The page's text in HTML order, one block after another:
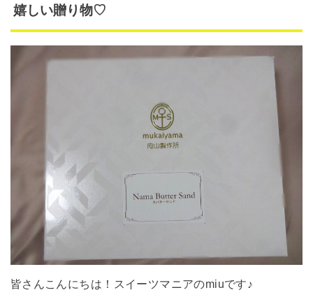
嬉しい贈り物♡
皆さんこんにちは！スイーツマニアのmiuです♪